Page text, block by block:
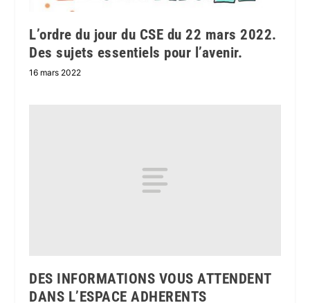
L’ordre du jour du CSE du 22 mars 2022.
Des sujets essentiels pour l’avenir.
16 mars 2022
DES INFORMATIONS VOUS ATTENDENT
DANS L’ESPACE ADHERENTS